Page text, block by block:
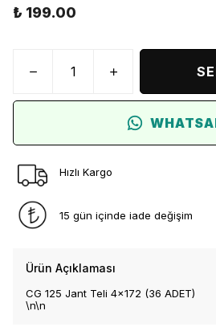
₺ 199.00
Hızlı Kargo
15 gün içinde iade değişim
Ürün Açıklaması
CG 125 Jant Teli 4x172 (36 ADET)
\n\n